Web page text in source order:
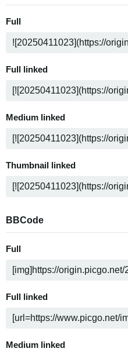
Full
Full linked
Medium linked
Thumbnail linked
BBCode
Full
Full linked
Medium linked